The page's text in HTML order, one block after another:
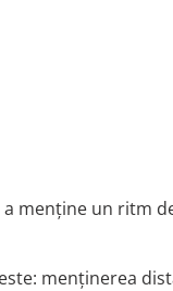
menține un ritm
menținerea